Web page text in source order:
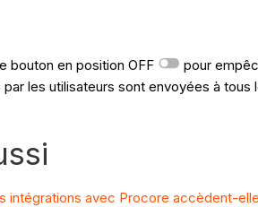
bouton en position OFF
pour
par les utilisateurs sont envoyées à tous
intégrations avec Procore accèdent-